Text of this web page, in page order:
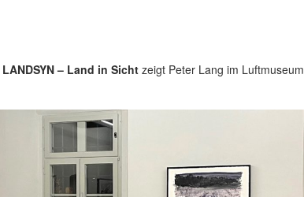
LANDSYN – Land in Sicht zeigt Peter Lang im Luftmuseum